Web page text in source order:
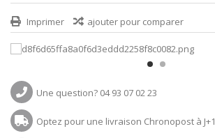
Imprimer ajouter pour comparer
Une question? 04 93 07 02 23
Optez pour une livraison Chronopost à J+1